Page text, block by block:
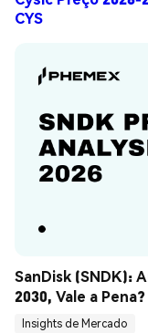
CYS
SanDisk (SNDK):
2030, Vale a Pena?
Insights de Mercado